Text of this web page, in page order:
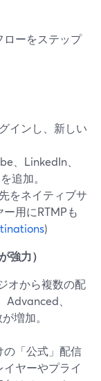
ローをステップ
インし、新しい
、LinkedIn、
追加。
をネイティブサ
用にRTMPも
)
強力）
オから複数の配
、
増加。
の「公式」配信
ヤーやプライ